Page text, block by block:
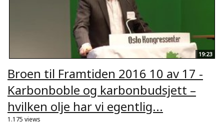
19:23
Broen til Framtiden 2016 10 av 17 -
Karbonboble og karbonbudsjett –
hvilken olje har vi egentlig...
1.175 views